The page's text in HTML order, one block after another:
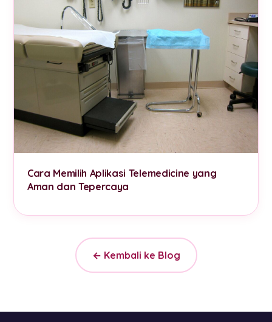
Cara Memilih Aplikasi Telemedicine yang
Aman dan Tepercaya
← Kembali ke Blog